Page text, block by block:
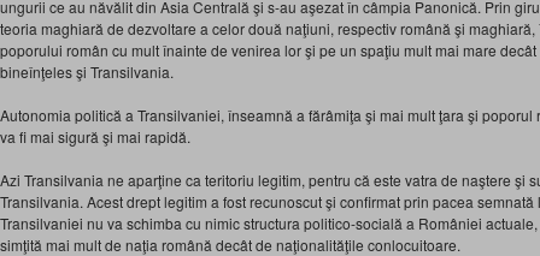
ungurii ce au năvălit din Asia Centrală şi s-au aşezat în câmpia Panonică. Prin
teoria maghiară de dezvoltare a celor două naţiuni, respectiv română şi
poporului român cu mult înainte de venirea lor şi pe un spaţiu mult mai mare
bineînţeles şi Transilvania.
Autonomia politică a Transilvaniei, înseamnă a fărâmiţa şi mai mult ţara şi
va fi mai sigură şi mai rapidă.
Azi Transilvania ne aparţine ca teritoriu legitim, pentru că este vatra de naştere şi
Transilvania. Acest drept legitim a fost recunoscut şi confirmat prin pacea
Transilvaniei nu va schimba cu nimic structura politico-socială a României
simţită mai mult de naţia română decât de naţionalităţile conlocuitoare.